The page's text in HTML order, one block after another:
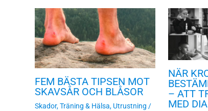
FEM BÄSTA TIPSEN MOT
SKAVSÅR OCH BLÅSOR
Skador,Träning & Hälsa, Utrustning /
NÄR
– ATT
MED